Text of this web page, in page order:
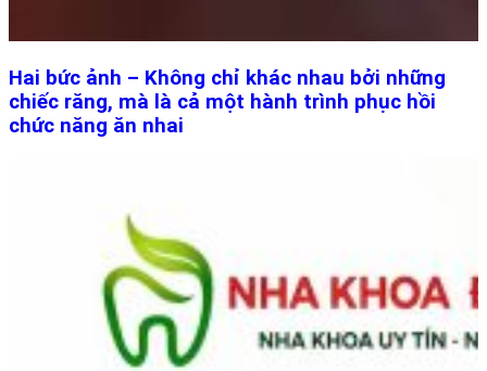
Hai bức ảnh – Không chỉ khác nhau bởi những
chiếc răng, mà là cả một hành trình phục hồi
chức năng ăn nhai